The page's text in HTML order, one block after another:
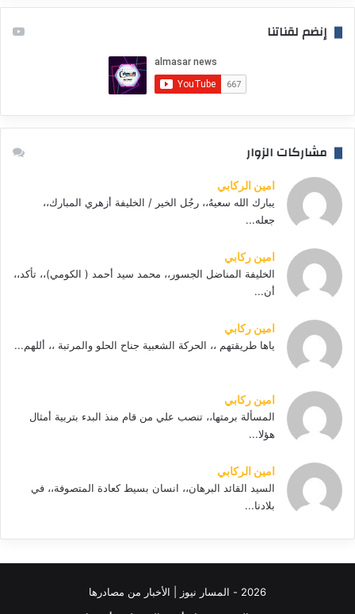
إنضم لقناتنا
مشاركات الزوار
امين الركابي
يبارك الله سعيهُ،، رجُل الخير / الخليفة أزهري المبارك،،
جعله...
امين ركابي
الخليفة المناضل الجسور،، محمد سيد أحمد ( الكومي)،، تأكد،،
أن...
امين ركابي
ياها طريقتهم ،، الحركة الشعبية جناح الحلو والمرتبة ،، أللهم...
امين ركابي
المسألة برمتها،، تنصب علي من قام منذ البدء بتربية أمثال
هؤلا...
امين الركابي
السيد القائد البرهان،، انسان بسيط كعادة المتصوفة،، في
بلادنا...
2026 - المسار نيوز | الأخبار من مصادرها